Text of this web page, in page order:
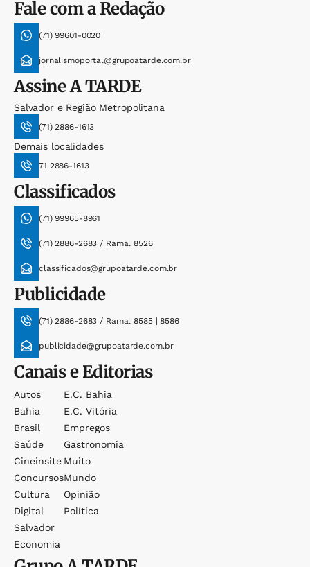
Fale com a Redação
(71) 99601-0020
jornalismoportal@grupoatarde.com.br
AssineA TARDE
Salvador e Região Metropolitana
(71) 2886-1613
Demais localidades
71 2886-1613
Classificados
(71) 99965-8961
(71) 2886-2683 / Ramal 8526
classificados@grupoatarde.com.br
Publicidade
(71) 2886-2683 / Ramal 8585 | 8586
publicidade@grupoatarde.com.br
Canais e Editorias
Autos
Bahia
Brasil
Saúde
Cineinsite
Concursos
Cultura
Digital
Salvador
Economia
E.c. Bahia
E.c. Vitória
Empregos
Gastronomia
Muito
Mundo
Opinião
Política